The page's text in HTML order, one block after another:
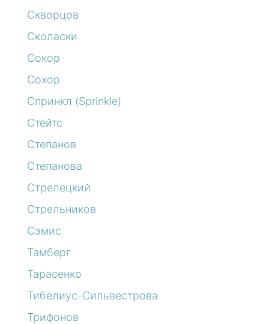
Скворцов
Сколаски
Сокор
Сохор
Спринкл (Sprinkle)
Стейтс
Степанов
Степанова
Стрелецкий
Стрельников
Сэмис
Тамберг
Тарасенко
Тибелиус-Сильвестрова
Трифонов